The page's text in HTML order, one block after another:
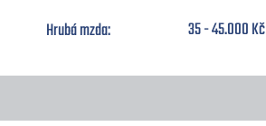
Hrubá mzda: 35 - 45.000 Kč